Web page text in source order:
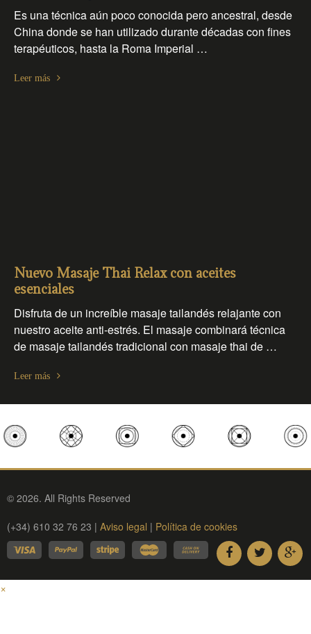
Es una técnica aún poco conocida pero ancestral, desde
China donde se han utilizado durante décadas con fines
terapéuticos, hasta la Roma Imperial …
Leer más
Nuevo Masaje Thai Relax con aceites
esenciales
Disfruta de un increíble masaje tailandés relajante con
nuestro aceite anti-estrés. El masaje combinará técnica
de masaje tailandés tradicional con masaje thai de …
Leer más
© 2026. All Rights Reserved
(+34) 610 32 76 23 | Aviso legal | Política de cookies
×